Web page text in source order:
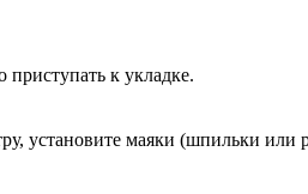
к укладке.
установите маяки (шпильки или